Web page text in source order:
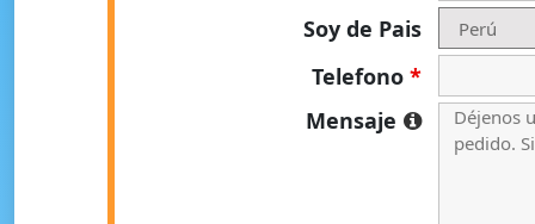
Soy de Pais
Telefono*
Mensaje